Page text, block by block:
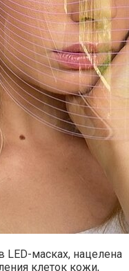
LED-масках, нацелена
клеток кожи,